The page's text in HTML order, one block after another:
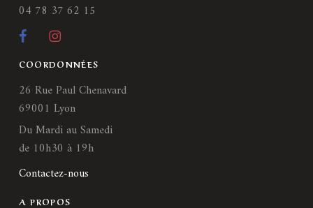
04 78 37 62 15
COORDONNÉES
26 Rue Paul Chenavard
69001 Lyon
Du Mardi au Samedi
de 10h30 à 19h
Contactez-nous
A PROPOS